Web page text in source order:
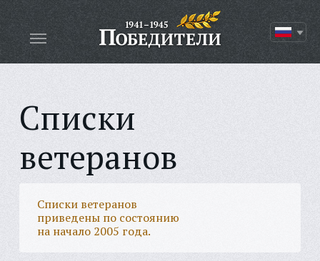
Списки
ветеранов
Списки ветеранов
приведены по состоянию
на начало 2005 года.